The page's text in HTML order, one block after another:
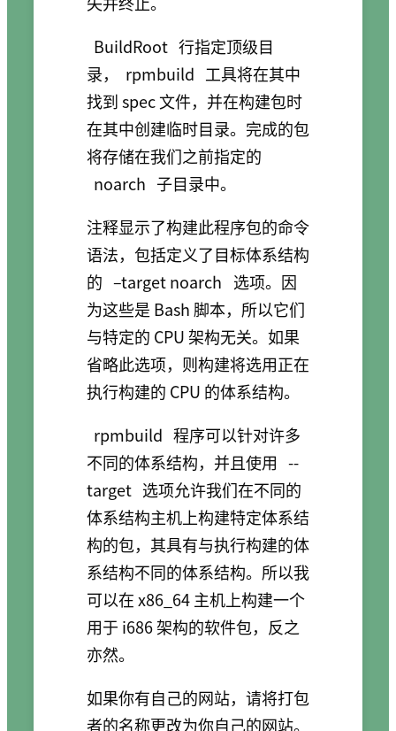
BuildRoot 行指定顶级目
录，
rpmbuild 工具将在其中
找到 spec 文件，并在构建包时
在其中创建临时目录。完成的包
将存储在我们之前指定的
noarch 子目录中。
注释显示了构建此程序包的命令
语法，包括定义了目标体系结构
的 –target noarch 选项。因
为这些是 Bash 脚本，所以它们
与特定的 CPU 架构无关。如果
省略此选项，则构建将选用正在
执行构建的 CPU 的体系结构。
rpmbuild 程序可以针对许多
不同的体系结构，并且使用 --
target 选项允许我们在不同的
体系结构主机上构建特定体系结
构的包，其具有与执行构建的体
系结构不同的体系结构。所以我
可以在 x86_64 主机上构建一个
用于 i686 架构的软件包，反之
亦然。
如果你有自己的网站，请将打包
者的名称更改为你自己的网站。